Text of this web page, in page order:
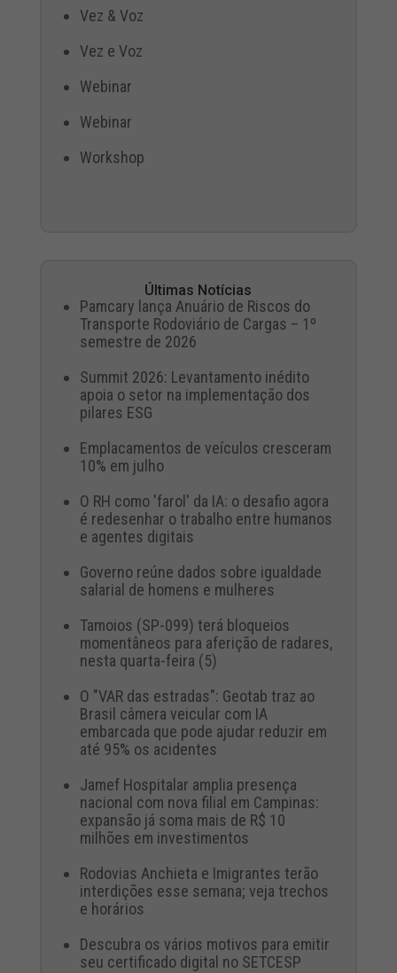
Vez & Voz
Vez e Voz
Webinar
Webinar
Workshop
Últimas Notícias
Pamcary lança Anuário de Riscos do
Transporte Rodoviário de Cargas – 1º
semestre de 2026
Summit 2026: Levantamento inédito
apoia o setor na implementação dos
pilares ESG
Emplacamentos de veículos cresceram
10% em julho
O RH como 'farol' da IA: o desafio agora
é redesenhar o trabalho entre humanos
e agentes digitais
Governo reúne dados sobre igualdade
salarial de homens e mulheres
Tamoios (SP-099) terá bloqueios
momentâneos para aferição de radares,
nesta quarta-feira (5)
O "VAR das estradas": Geotab traz ao
Brasil câmera veicular com IA
embarcada que pode ajudar reduzir em
até 95% os acidentes
Jamef Hospitalar amplia presença
nacional com nova filial em Campinas:
expansão já soma mais de R$ 10
milhões em investimentos
Rodovias Anchieta e Imigrantes terão
interdições esse semana; veja trechos
e horários
Descubra os vários motivos para emitir
seu certificado digital no SETCESP